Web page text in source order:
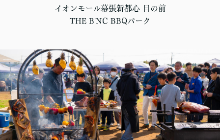
イオンモール幕張新都心 目の前
THE B'NC BBQパーク